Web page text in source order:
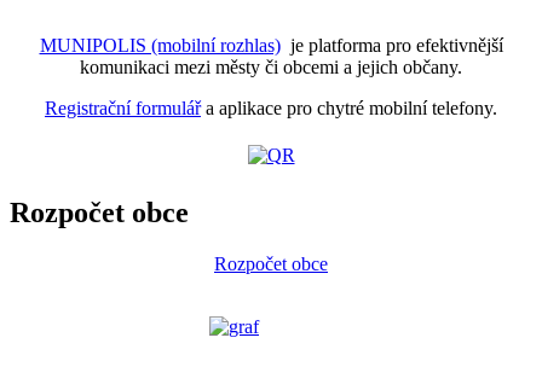
MUNIPOLIS (mobilní rozhlas)je platforma pro efektivnější
komunikaci mezi městy či obcemi a jejich občany.
Registrační formulářa aplikace pro chytré mobilní telefony.
Rozpočet obce
Rozpočet obce